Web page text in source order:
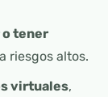
o tener
riesgos altos.
virtuales,